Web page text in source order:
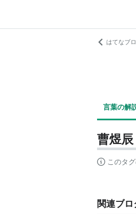
はてなブ
言葉の解
曹煜辰
このタ
関連ブロ